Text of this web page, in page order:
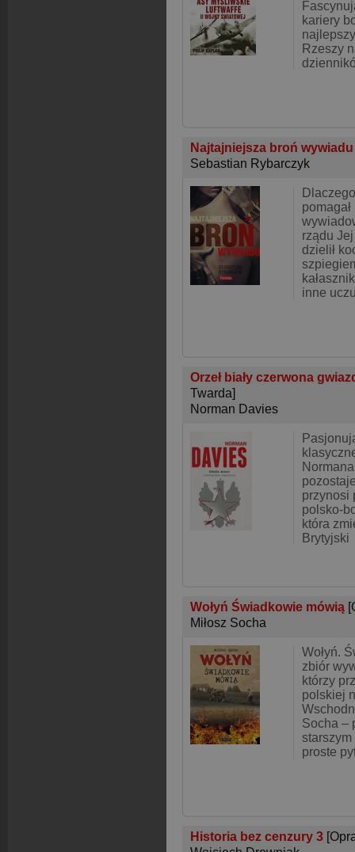
kariery
Rzeszy
Najtajniejsza broń
Sebastian Rybarczyk
rządu
dzielił
inne
Orzeł biały czerwona
Twarda]
Norman Davies
przynosi
polsko-
która
Brytyjski
Wołyń Świadkowie mówią
Miłosz Socha
Wołyń.
zbiór
którzy
polskiej
Socha –
proste
Historia bez cenzury 3